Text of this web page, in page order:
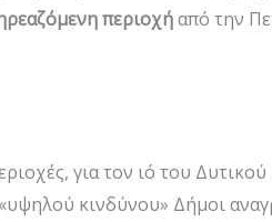
περιοχήαπό την
για τον ιό του
κινδύνου» Δήμοι